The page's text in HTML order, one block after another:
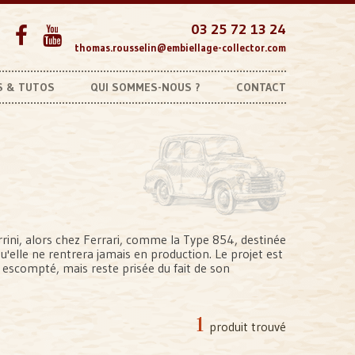
03 25 72 13 24
thomas.rousselin@embiellage-collector.com
& TUTOS QUI SOMMES-NOUS ? CONTACT
alors chez Ferrari, comme la Type 854, destinée
ne rentrera jamais en production. Le projet est
mais reste prisée du fait de son
1 produit trouvé